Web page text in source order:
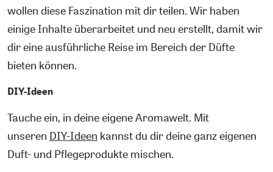
wollen diese Faszination mit dir teilen. Wir haben
einige Inhalte überarbeitet und neu erstellt, damit wir
dir eine ausführliche Reise im Bereich der Düfte
bieten können.
DIY-Ideen
Tauche ein, in deine eigene Aromawelt. Mit
unseren DIY-Ideen kannst du dir deine ganz eigenen
Duft- und Pflegeprodukte mischen.